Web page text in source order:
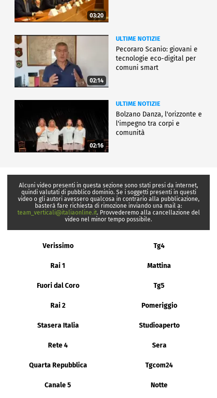
03:20
02:14
ULTIME NOTIZIE
Pecoraro Scanio: giovani e
tecnologie eco-digital per
comuni smart
02:16
ULTIME NOTIZIE
Bolzano Danza, l'orizzonte e
l'impegno tra corpi e
comunità
Alcuni video presenti in questa sezione sono stati presi da internet,
quindi valutati di pubblico dominio. Se i soggetti presenti in questi
video o gli autori avessero qualcosa in contrario alla pubblicazione,
basterà fare richiesta di rimozione inviando una mail a:
team_verticali@italiaonline.it. Provvederemo alla cancellazione del
video nel minor tempo possibile.
Verissimo Tg4
Rai 1 Mattina
Fuori dal Coro Tg5
Rai 2 Pomeriggio
Stasera Italia Studioaperto
Rete 4 Sera
Quarta Repubblica Tgcom24
Canale 5 Notte